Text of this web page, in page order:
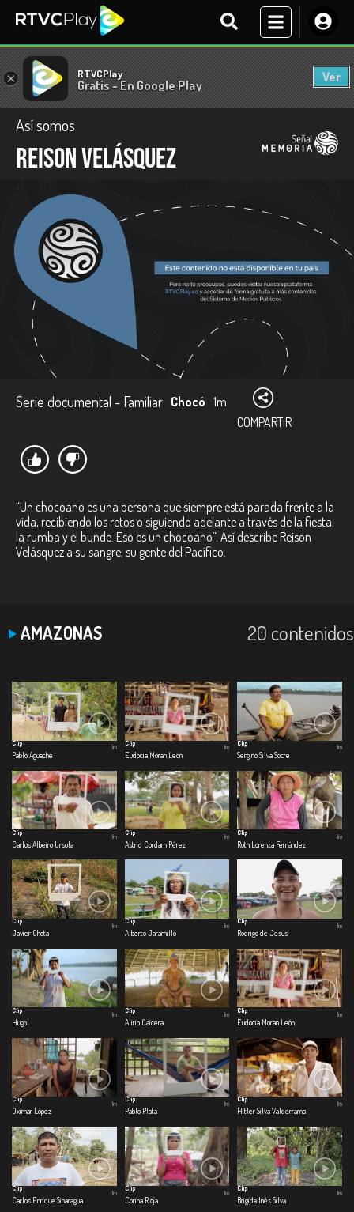
× RTVCPlay
Gratis - En Google Play
Ver
Así somos
Reison Velásquez
Serie documental - Familiar Chocó 1m
COMPARTIR
“Un chocoano es una persona que siempre está parada frente a la
vida, recibiendo los retos o siguiendo adelante a través de la fiesta,
la rumba y el bunde. Eso es un chocoano”. Así describe Reison
Velásquez a su sangre, su gente del Pacífico.
AMAZONAS 20 contenidos
Clip
Pablo Aguache
1m
Clip
Eudocia Moran León
1m
Clip
Sergino Silva Socre
1m
Clip
Carlos Albeiro Ursula
1m
Clip
Astrid Cordam Pérez
1m
Clip
Ruth Lorenza Fernández
1m
Clip
Javier Chota
1m
Clip
Alberto Jaramillo
1m
Clip
Rodrigo de Jesús
1m
Clip
Hugo
1m
Clip
Alirio Caicera
1m
Clip
Eudocia Moran León
1m
Clip
Oximar López
1m
Clip
Pablo Plata
1m
Clip
Hitler Silva Valderrama
1m
Clip
Carlos Enrique Sinaragua
1m
Clip
Corina Rioja
1m
Clip
Brigida Inés Silva
1m